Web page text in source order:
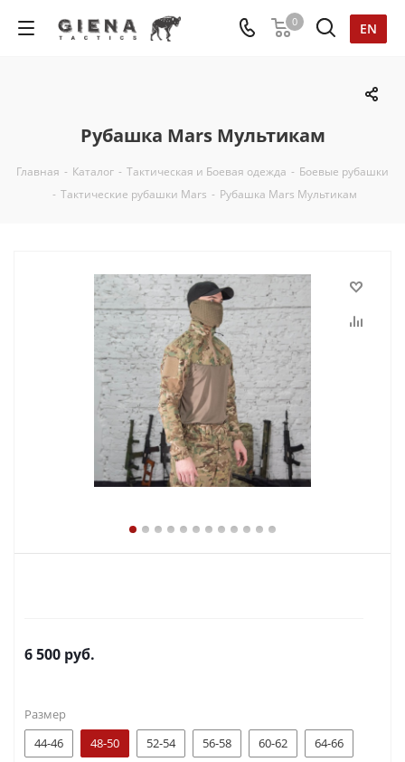
EN
0
Рубашка Mars Мультикам
Главная - Каталог - Тактическая и Боевая одежда - Боевые рубашки
- Тактические рубашки Mars - Рубашка Mars Мультикам
6 500 руб.
Размер
44-46
48-50 52-54 56-58 60-62 64-66